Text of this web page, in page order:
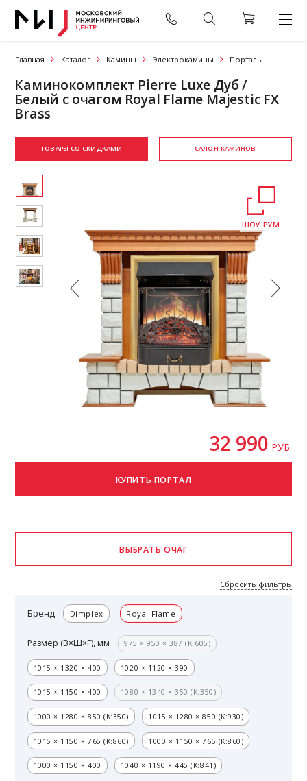
Главная Каталог Камины Электрокамины Порталы
Каминокомплект Pierre Luxe Дуб /
Белый с очагом Royal Flame Majestic FX
Brass
ТОВАРЫ СО СКИДКАМИ САЛОН КАМИНОВ
ШОУ-РУМ
32 990 РУБ.
Бренд Dimplex Royal Flame
Размер (В×Ш×Г), мм 975 × 950 × 387 (K:605)
1015 × 1320 × 400 1020 × 1120 × 390
1015 × 1150 × 400 1080 × 1340 × 350 (K:350)
1000 × 1280 × 850 (K:350) 1015 × 1280 × 850 (K:930)
1015 × 1150 × 765 (K:860) 1000 × 1150 × 765 (K:860)
1000 × 1150 × 400 1040 × 1190 × 445 (K:841)
Сбросить фильтры